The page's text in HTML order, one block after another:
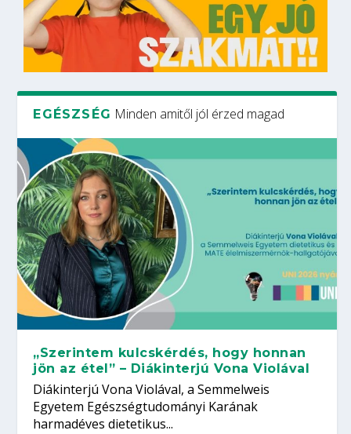
EGÉSZSÉG Minden amitől jól érzed magad
„Szerintem kulcskérdés, hogy honnan
jön az étel” – Diákinterjú Vona Violával
Diákinterjú Vona Violával, a Semmelweis
Egyetem Egészségtudományi Karának
harmadéves dietetikus...